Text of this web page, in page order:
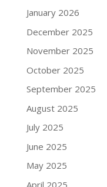
January 2026
December 2025
November 2025
October 2025
September 2025
August 2025
July 2025
June 2025
May 2025
April 2025